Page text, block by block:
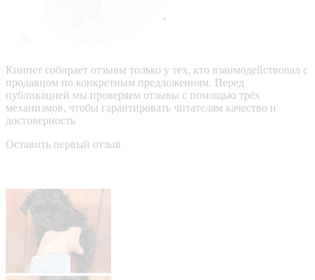
Кинпет собирает отзывы только у тех, кто взаимодействовал с
продавцом по конкретным предложениям. Перед
публикацией мы проверяем отзывы с помощью трёх
механизмов, чтобы гарантировать читателям качество и
достоверность
Оставить первый отзыв